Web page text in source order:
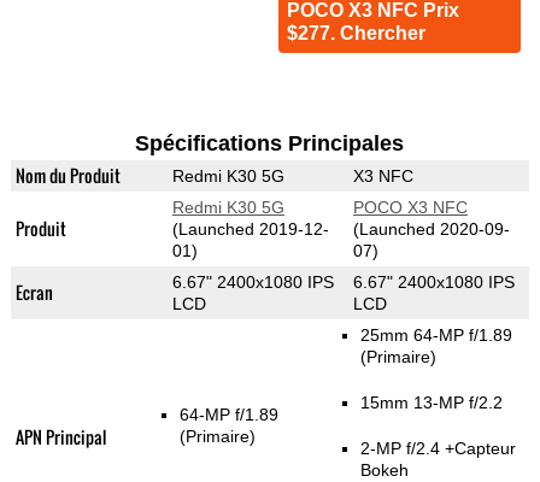
POCO X3 NFC Prix
$277. Chercher
Spécifications Principales
Nom du Produit Redmi K30 5G X3 NFC
Produit
Redmi K30 5G
(Launched 2019-12-
01)
POCO X3 NFC
(Launched 2020-09-
07)
Ecran
6.67" 2400x1080 IPS
LCD
6.67" 2400x1080 IPS
LCD
APN Principal
64-MP f/1.89
(Primaire)
25mm 64-MP f/1.89
(Primaire)
15mm 13-MP f/2.2
2-MP f/2.4 +Capteur
Bokeh